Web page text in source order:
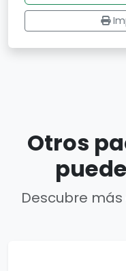
Otros
Descubre